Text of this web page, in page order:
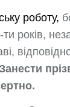
роботу,
років,